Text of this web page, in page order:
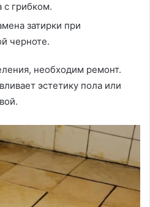
с грибком.
затирки при
черноте.
необходим ремонт.
эстетику пола или